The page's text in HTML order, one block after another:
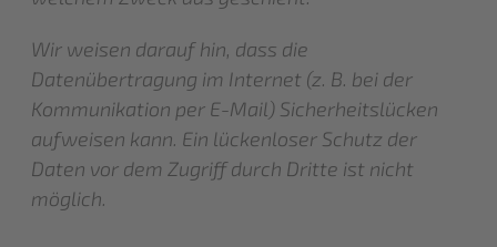
Wir weisen darauf hin, dass die
Datenübertragung im Internet (z. B. bei der
Kommunikation per E-Mail) Sicherheitslücken
aufweisen kann. Ein lückenloser Schutz der
Daten vor dem Zugriff durch Dritte ist nicht
möglich.